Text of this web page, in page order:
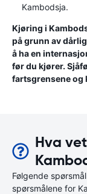
Kambodsja.
Kjøring i
på grunn av
å ha en
før du kjører.
fartsgrensene og
Hva
Følgende
spørsmålene for